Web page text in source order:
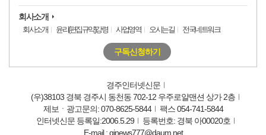
회사소개
회사소개 윤리(편집규약)강령 사업영역 오시는길 전국네트워크
구독신청하기
경주인터넷신문
(우)38103 경북 경주시 동천동 702-12 우주로얄맨션 상가 2층
제보ㆍ광고문의: 070-8625-5844
팩스 054-741-5844
인터넷신문 등록일:2006.5.29
등록번호: 경북 아00020호
E-mail : gjnews777@daum.net